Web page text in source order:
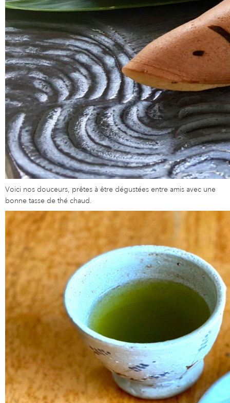
Voici nos douceurs, prêtes à être dégustées entre amis avec une
bonne tasse de thé chaud.